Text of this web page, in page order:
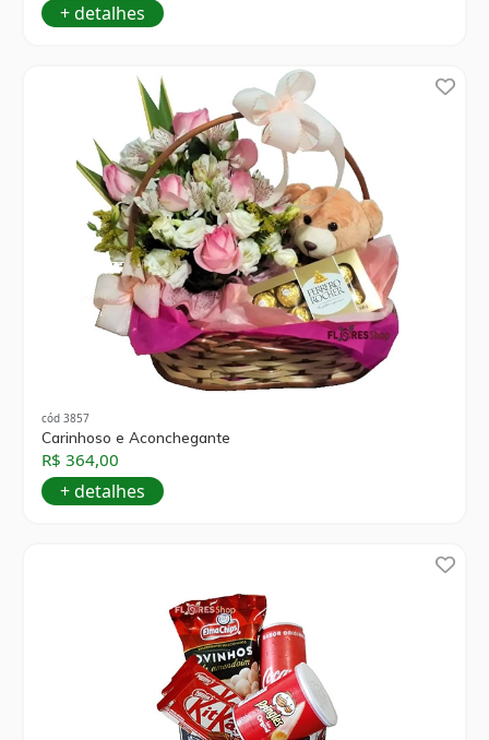
+ detalhes
cód 3857
Carinhoso e Aconchegante
R$ 364,00
+ detalhes